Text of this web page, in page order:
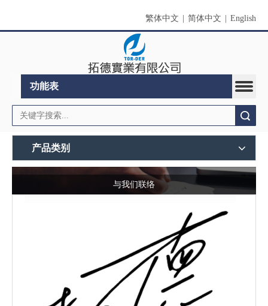
繁体中文 简体中文 English
功能表
产品类别
与我们联络